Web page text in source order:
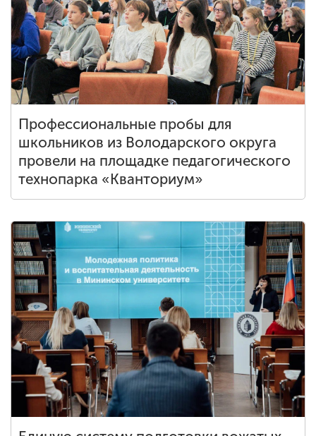
Профессиональные пробы для
школьников из Володарского округа
провели на площадке педагогического
технопарка «Кванториум»